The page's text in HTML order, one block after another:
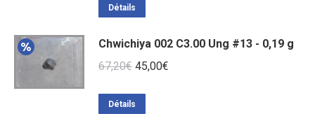
572,40€.486,00€.
Détails
Chwichiya 002 C3.00 Ung #13 - 0,19 g
67,20€ Le
initial
45,00€
Détails